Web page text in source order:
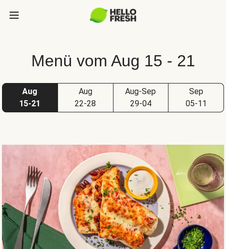
Menü vom Aug 15 - 21
Aug
15-21
Aug
22-28
Aug-Sep
29-04
Sep
05-11